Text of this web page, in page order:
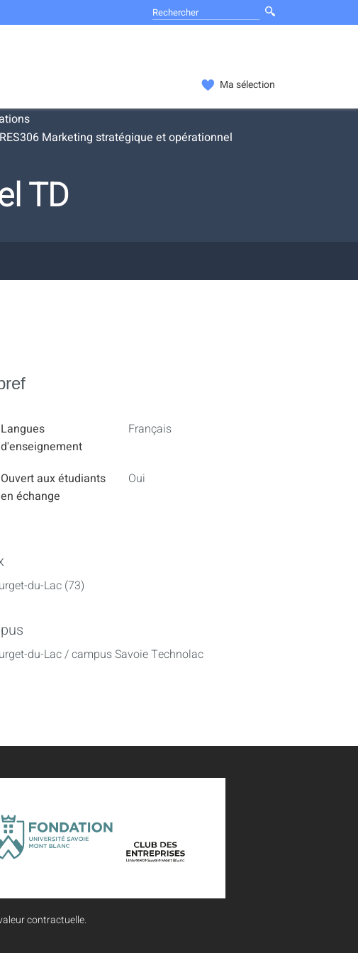
Ma sélection
RES306 Marketing stratégique et opérationnel
TD
Langues
d'enseignement
Français
Ouvert aux étudiants
en échange
Oui
du-Lac (73)
du-Lac / campus Savoie Technolac
contractuelle.